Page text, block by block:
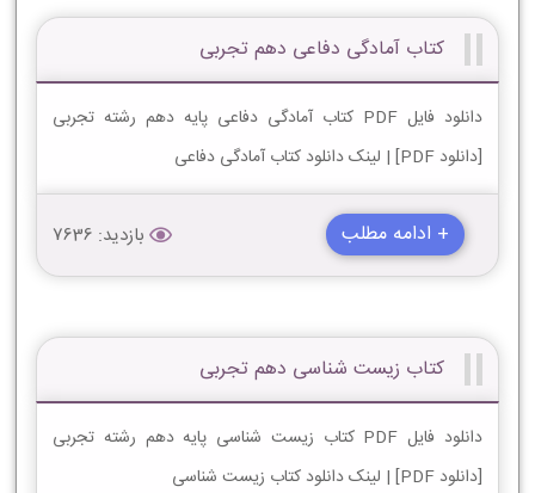
کتاب آمادگی دفاعی دهم تجربی
دانلود فایل PDF کتاب آمادگی دفاعی پایه دهم رشته تجربی
[دانلود PDF] | لینک دانلود کتاب آمادگی دفاعی
+ ادامه مطلب بازدید: 7636
کتاب زیست شناسی دهم تجربی
دانلود فایل PDF کتاب زیست شناسی پایه دهم رشته تجربی
[دانلود PDF] | لینک دانلود کتاب زیست شناسی